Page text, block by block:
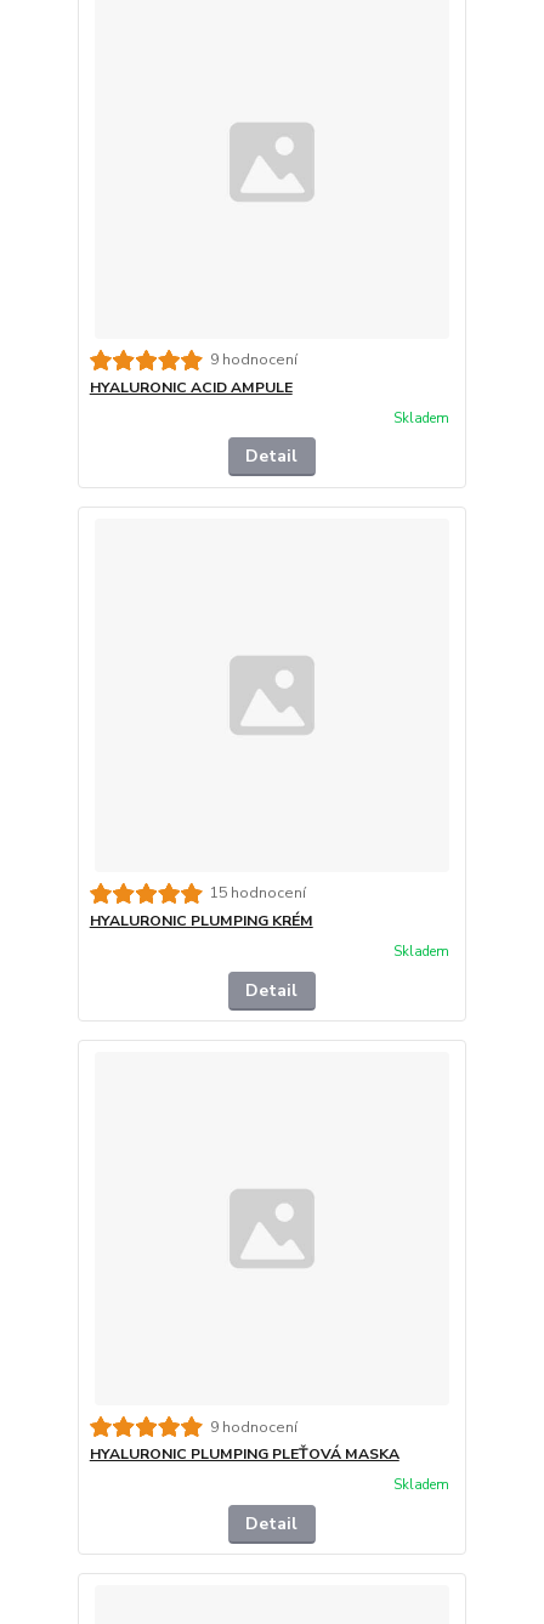
9 hodnocení
HYALURONIC ACID AMPULE
Skladem
Detail
15 hodnocení
HYALURONIC PLUMPING KRÉM
Skladem
Detail
9 hodnocení
HYALURONIC PLUMPING PLEŤOVÁ MASKA
Skladem
Detail